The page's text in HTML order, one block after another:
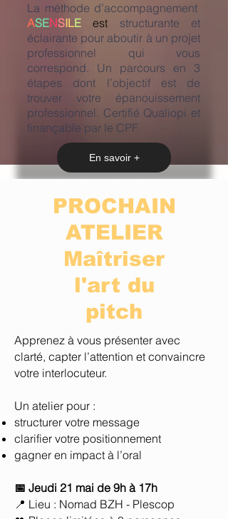
La méthode d’accompagnement
ASENSILE est
structurante et
éclairante pour aboutir à un projet
professionnel qui vous
correspond. Un parcours en 3
étapes dont l’objectif est de
trouver votre épanouissement
professionnel. Certifié Qualiopi et
finançable par le CPF.
En savoir +
PROCHAIN
ATELIER
Maîtriser
l'art du
pitch
Apprenez à vous présenter avec
clarté, capter l’attention et convaincre
votre interlocuteur.
Un atelier pour :
structurer votre message
clarifier votre positionnement
gagner en impact à l’oral
📅 Jeudi 21 mai de 9h à 17h
📍 Lieu : Nomad BZH - Plescop